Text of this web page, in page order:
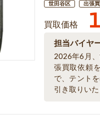
世田谷区 出張
買取価格
担当バイヤ
2026年6月
張買取依頼
で、テント
引き取りいた